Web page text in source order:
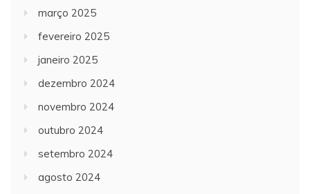
março 2025
fevereiro 2025
janeiro 2025
dezembro 2024
novembro 2024
outubro 2024
setembro 2024
agosto 2024